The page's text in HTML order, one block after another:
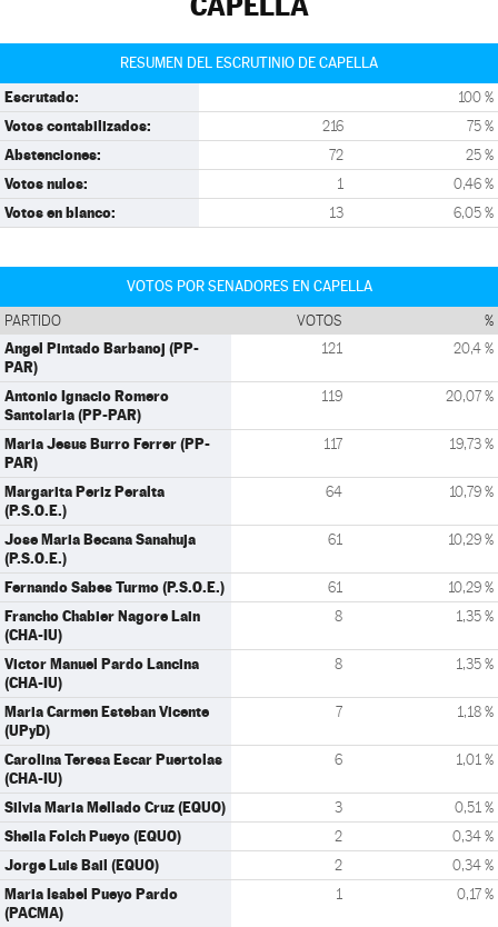
RESUMEN DEL ESCRUTINIO DE CAPELLA
Escrutado: 100 %
Votos contabilizados: 216 75 %
Abstenciones: 72 25 %
Votos nulos: 1 0,46 %
Votos en blanco: 13 6,05 %
VOTOS POR SENADORES EN CAPELLA
PARTIDO VOTOS %
Angel Pintado Barbanoj (PP-
PAR)
121 20,4 %
Antonio Ignacio Romero
Santolaria (PP-PAR)
119 20,07 %
Maria Jesus Burro Ferrer (PP-
PAR)
117 19,73 %
Margarita Periz Peralta
(P.S.O.E.)
64 10,79 %
Jose Maria Becana Sanahuja
(P.S.O.E.)
61 10,29 %
Fernando Sabes Turmo (P.S.O.E.) 61 10,29 %
Francho Chabier Nagore Lain
(CHA-IU)
8 1,35 %
Victor Manuel Pardo Lancina
(CHA-IU)
8 1,35 %
Maria Carmen Esteban Vicente
(UPyD)
7 1,18 %
Carolina Teresa Escar Puertolas
(CHA-IU)
6 1,01 %
Silvia Maria Mellado Cruz (EQUO) 3 0,51 %
Sheila Folch Pueyo (EQUO) 2 0,34 %
Jorge Luis Bail (EQUO) 2 0,34 %
Maria Isabel Pueyo Pardo
(PACMA)
1 0,17 %